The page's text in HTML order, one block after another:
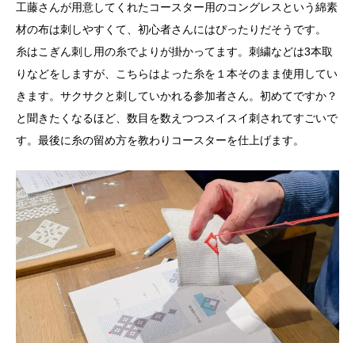
工藤さんが用意してくれたコースター用のコングレスという綿素
材の布は刺しやすくて、初心者さんにはぴったりだそうです。
糸はこぎん刺し用の糸でよりが掛かってます。刺繍などは3本取
りなどをしますが、こちらはよった糸を１本そのまま使用してい
きます。サクサクと刺していかれる参加者さん。初めてですか？
と聞きたくなるほど、数目を数えつつスイスイ刺されてすごいで
す。最後に糸の留め方を教わりコースターを仕上げます。